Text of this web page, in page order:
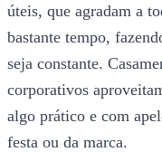
úteis, que agradam a
bastante tempo,
seja constante.
corporativos
algo prático e com
festa ou da marca.